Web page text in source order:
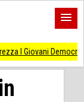
ribattono ai